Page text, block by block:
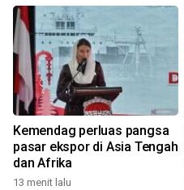
Kemendag perluas pangsa
pasar ekspor di Asia Tengah
dan Afrika
13 menit lalu